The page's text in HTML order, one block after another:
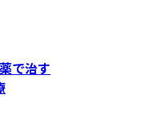
で治す